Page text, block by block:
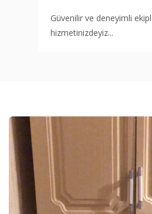
Güvenilir ve deneyimli
hizmetinizdeyiz...